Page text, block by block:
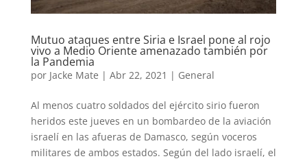
Mutuo ataques entre Siria e Israel pone al rojo
vivo a Medio Oriente amenazado también por
la Pandemia
por Jacke Mate | Abr 22, 2021 | General
Al menos cuatro soldados del ejército sirio fueron
heridos este jueves en un bombardeo de la aviación
israelí en las afueras de Damasco, según voceros
militares de ambos estados. Según del lado israelí, el